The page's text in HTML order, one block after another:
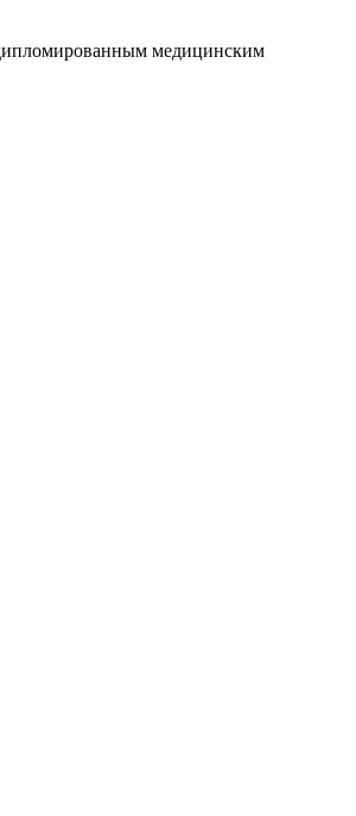
дипломированным медицинским